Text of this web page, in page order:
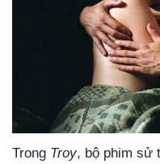
Trong Troy, bộ phim sử